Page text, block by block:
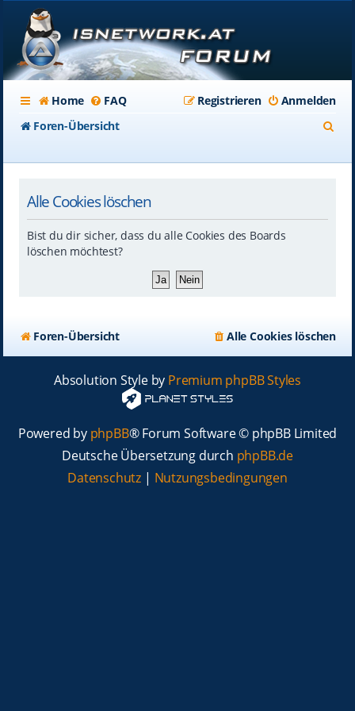
Home FAQ Anmelden
Registrieren
Foren-Übersicht
Alle Cookies löschen
Bist du dir sicher, dass du alle Cookies des Boards
löschen möchtest?
Foren-Übersicht Alle Cookies löschen
Absolution Style by Premium phpBB Styles
Powered by phpBB® Forum Software © phpBB Limited
Deutsche Übersetzung durch phpBB.de
Datenschutz | Nutzungsbedingungen